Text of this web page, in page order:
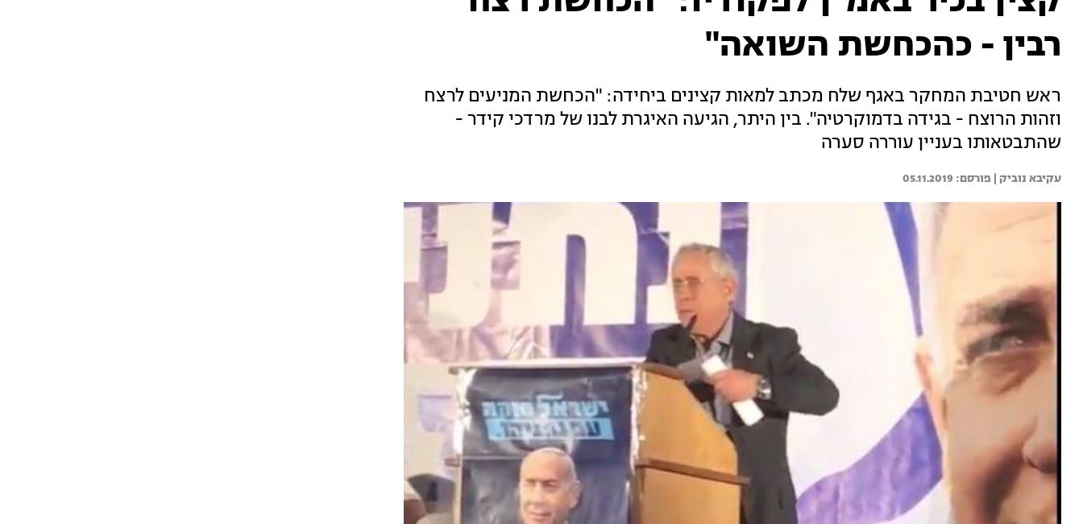
רבין - כהכחשת השואה"
ראש חטיבת המחקר באגף שלח מכתב למאות קצינים ביחידה: "הכחשת המניעים לרצח
וזהות הרוצח - בגידה בדמוקרטיה". בין היתר, הגיעה האיגרת לבנו של מרדכי קידר -
שהתבטאותו בעניין עוררה סערה
עקיבא נוביק | 05.11.2019